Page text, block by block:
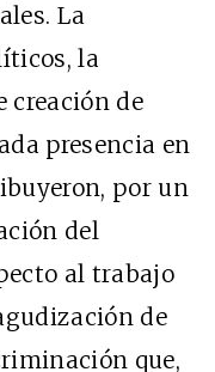
La
la
creación de
presencia en
por un
del
al trabajo
de
que,